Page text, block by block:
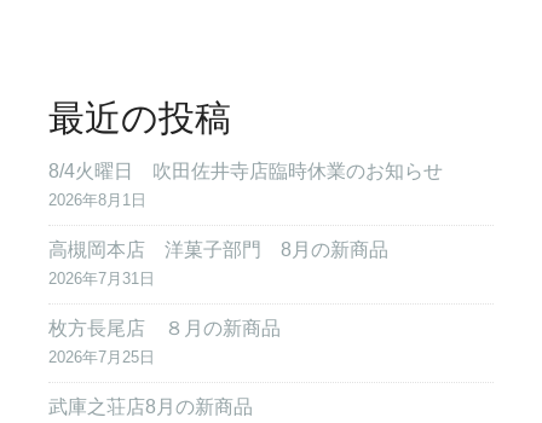
最近の投稿
8/4火曜日 吹田佐井寺店臨時休業のお知らせ
2026年8月1日
高槻岡本店 洋菓子部門 8月の新商品
2026年7月31日
枚方長尾店 ８月の新商品
2026年7月25日
武庫之荘店8月の新商品